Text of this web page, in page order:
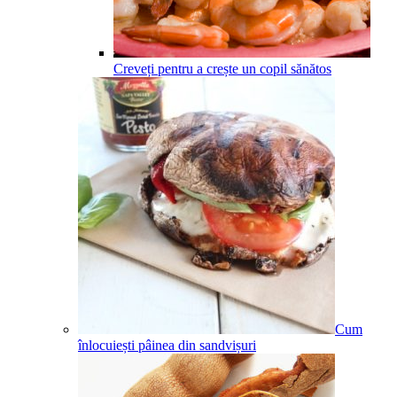
Creveți pentru a crește un copil sănătos
Cum
înlocuiești pâinea din sandvișuri